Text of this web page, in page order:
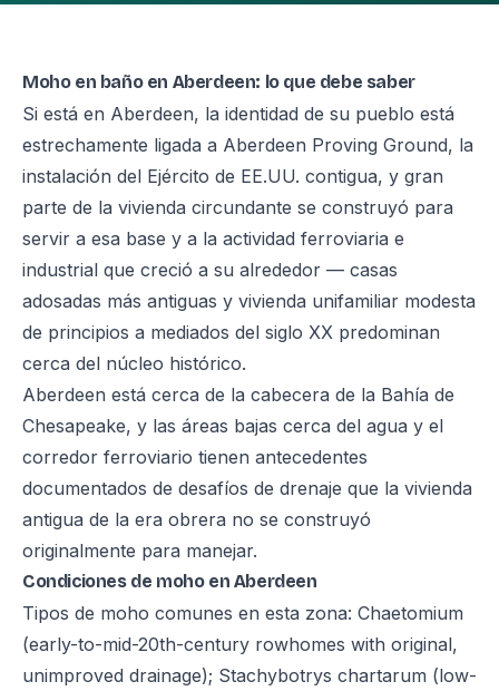
Moho en baño en Aberdeen: lo que debe saber
Si está en Aberdeen, la identidad de su pueblo está
estrechamente ligada a Aberdeen Proving Ground, la
instalación del Ejército de EE.UU. contigua, y gran
parte de la vivienda circundante se construyó para
servir a esa base y a la actividad ferroviaria e
industrial que creció a su alrededor — casas
adosadas más antiguas y vivienda unifamiliar modesta
de principios a mediados del siglo XX predominan
cerca del núcleo histórico.
Aberdeen está cerca de la cabecera de la Bahía de
Chesapeake, y las áreas bajas cerca del agua y el
corredor ferroviario tienen antecedentes
documentados de desafíos de drenaje que la vivienda
antigua de la era obrera no se construyó
originalmente para manejar.
Condiciones de moho en Aberdeen
Tipos de moho comunes en esta zona: Chaetomium
(early-to-mid-20th-century rowhomes with original,
unimproved drainage); Stachybotrys chartarum (low-